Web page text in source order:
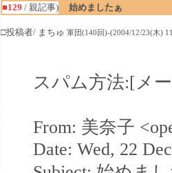
■129 / 親記事) 始めましたぁ
□投稿者/ まちゅ 軍団(140回)-(2004/12/23(木)
スパム方法:[
From: 美奈子
Date: Wed, 22